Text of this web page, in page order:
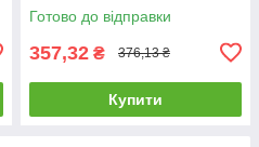
Готово до відправки
357,32 ₴ 376,13 ₴
Купити